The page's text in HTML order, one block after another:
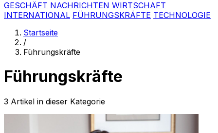
GESCHÄFT NACHRICHTEN WIRTSCHAFT
INTERNATIONAL FÜHRUNGSKRÄFTE TECHNOLOGIE
Startseite
/
Führungskräfte
Führungskräfte
3 Artikel in dieser Kategorie